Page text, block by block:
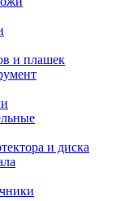
и плашек
и диска